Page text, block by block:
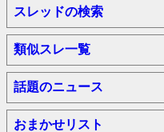
スレッドの検索
類似スレ一覧
話題のニュース
おまかせリスト